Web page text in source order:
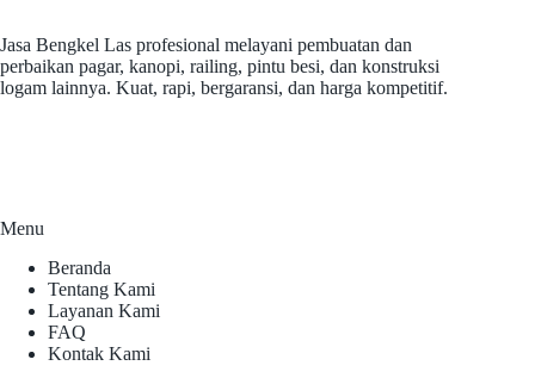
Jasa Bengkel Las profesional melayani pembuatan dan
perbaikan pagar, kanopi, railing, pintu besi, dan konstruksi
logam lainnya. Kuat, rapi, bergaransi, dan harga kompetitif.
Menu
Beranda
Tentang Kami
Layanan Kami
FAQ
Kontak Kami